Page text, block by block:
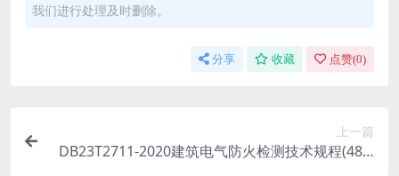
我们进行处理及时删除。
分享 收藏 点赞(0)
上一篇
DB23T2711-2020建筑电气防火检测技术规程(483.